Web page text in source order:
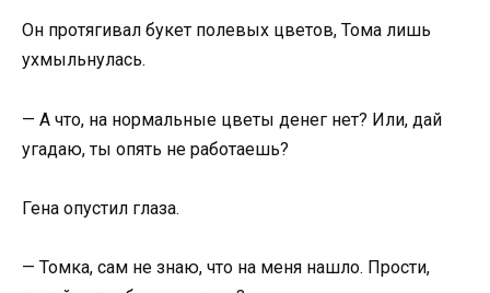
Он протягивал букет полевых цветов, Тома лишь
ухмыльнулась.
— А что, на нормальные цветы денег нет? Или, дай
угадаю, ты опять не работаешь?
Гена опустил глаза.
— Томка, сам не знаю, что на меня нашло. Прости,